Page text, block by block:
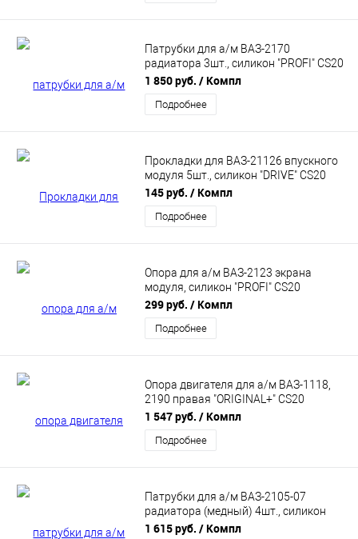
Патрубки для а/м ВАЗ-2170
радиатора 3шт., силикон "PROFI" CS20
(CS10091)
1 850 руб. / Компл
Подробнее
Прокладки для ВАЗ-21126 впускного
модуля 5шт., силикон "DRIVE" CS20
(CS14151)
145 руб. / Компл
Подробнее
Опора для а/м ВАЗ-2123 экрана
модуля, силикон "PROFI" CS20
(CS11515)
299 руб. / Компл
Подробнее
Опора двигателя для а/м ВАЗ-1118,
2190 правая "ORIGINAL+" CS20
(CS19163)
1 547 руб. / Компл
Подробнее
Патрубки для а/м ВАЗ-2105-07
радиатора (медный) 4шт., силикон
"PROFI" CS20 (CS06923)
1 615 руб. / Компл